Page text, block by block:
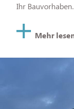
Ihr Bauvorhaben.